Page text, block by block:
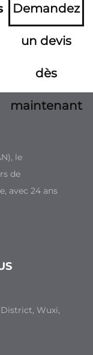
Demandez
un devis
dès
maintenant
le
de
avec 24 ans
District, Wuxi,